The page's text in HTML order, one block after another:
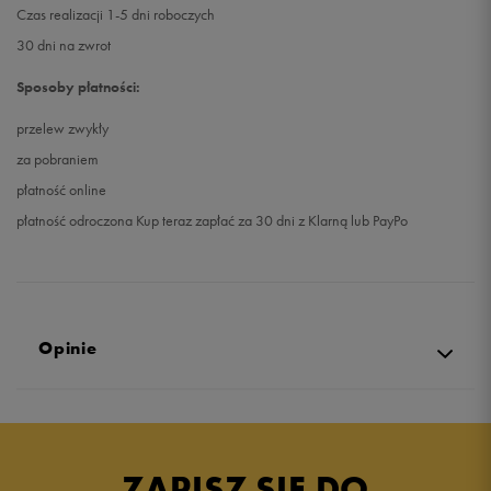
Czas realizacji 1-5 dni roboczych
30 dni na zwrot
Sposoby płatności:
przelew zwykły
za pobraniem
płatność online
płatność odroczona Kup teraz zapłać za 30 dni z Klarną lub PayPo
Opinie
4.9